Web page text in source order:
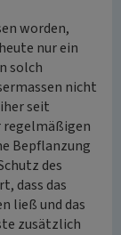
worden,
nur ein
solch
nicht
seit
regelmäßigen
Bepflanzung
des
dass das
ließ und das
zusätzlich